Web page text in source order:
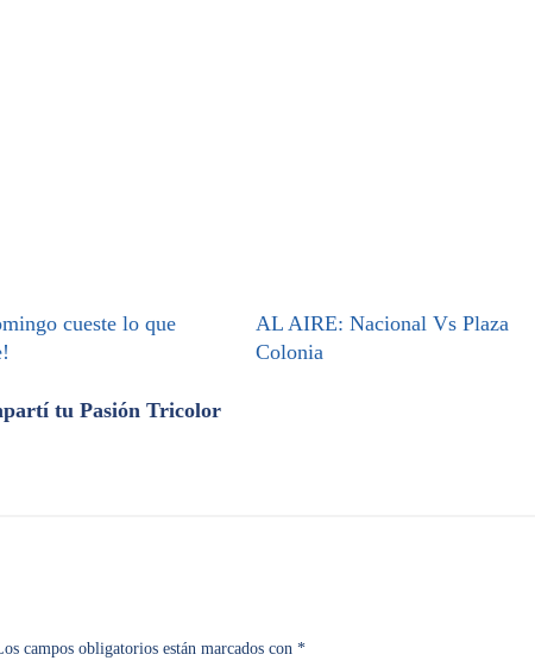
cueste lo que
AL AIRE: Nacional Vs Plaza
Colonia
tu Pasión Tricolor
campos obligatorios están marcados con *